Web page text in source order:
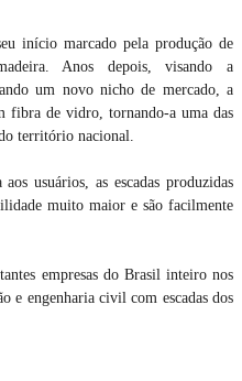
início marcado pela produção de
Anos depois, visando a
um novo nicho de mercado, a
fibra de vidro, tornando-a uma das
território nacional.
usuários, as escadas produzidas
muito maior e são facilmente
empresas do Brasil inteiro nos
e engenharia civil com escadas dos